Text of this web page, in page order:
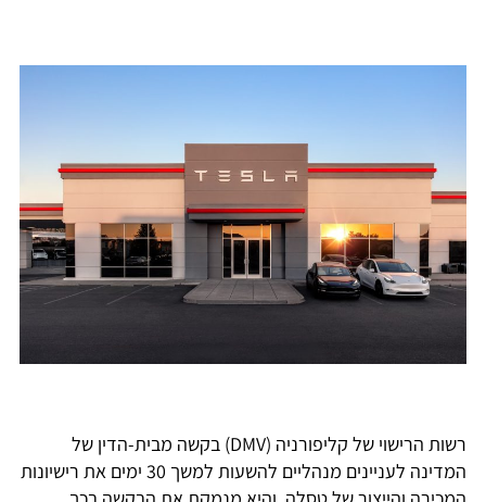
רשות הרישוי של קליפורניה (DMV) בקשה מבית-הדין של
המדינה לעניינים מנהליים להשעות למשך 30 ימים את רישיונות